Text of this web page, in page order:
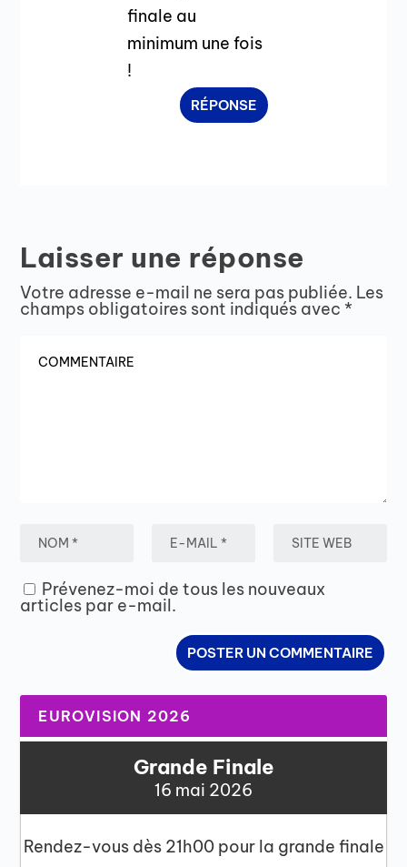
finale au
minimum une fois
!
RÉPONSE
Laisser une réponse
Votre adresse e-mail ne sera pas publiée. Les
champs obligatoires sont indiqués avec *
Prévenez-moi de tous les nouveaux
articles par e-mail.
EUROVISION 2026
Grande Finale
16 mai 2026
Rendez-vous dès 21h00 pour la grande finale